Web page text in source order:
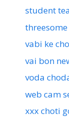
student
vabi ke
vai bon
voda
web cam
xxx choti